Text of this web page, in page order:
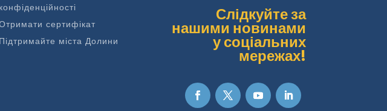
конфіденційності
сертифікат
Підтримайте міста Долини
Слідкуйте за
нашими новинами
у соціальних
мережах!